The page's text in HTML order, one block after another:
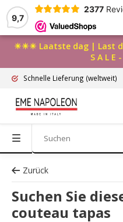
9,7
2377
☀☀☀ Laatste dag | Last
S A L
Schnelle Lieferung (weltweit)
Zurück
Suchen Sie
couteau tapas